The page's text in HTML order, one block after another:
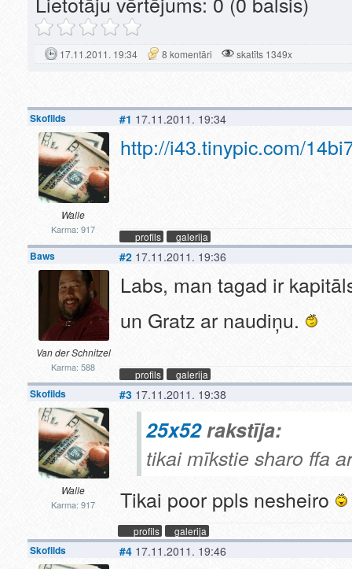
17.11.2011. 19:34 8 komentāri skatīts 1349x
Skofilds
Walle
Karma: 917
#1 17.11.2011. 19:34
http://i43.tinypic.com/
profils galerija
Baws
Van der Schnitzel
Karma: 588
#2 17.11.2011. 19:36
Labs, man tagad ir
un Gratz ar naudiņu.
profils galerija
Skofilds
Walle
Karma: 917
#3 17.11.2011. 19:38
25x52rakstīja:
tikai mīkstie sharo ffa
Tikai poor ppls nesheiro
profils galerija
Skofilds #4 17.11.2011. 19:46